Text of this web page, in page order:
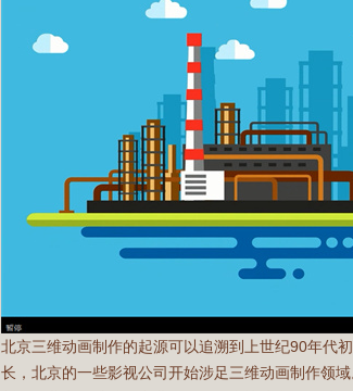
北京三维动画制作的起源可以追溯到上世纪90年代
长，北京的一些影视公司开始涉足三维动画制作领